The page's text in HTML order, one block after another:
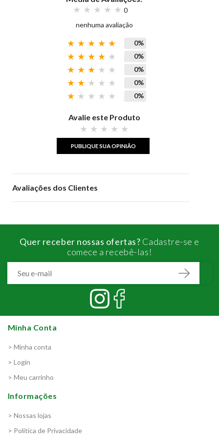
0
nenhuma avaliação
0%
0%
0%
0%
0%
Avalie este Produto
PUBLIQUE SUA OPINIÃO
Avaliações dos Clientes
Quer receber nossas ofertas? Cadastre-se e
comece a recebê-las!
Minha Conta
> Minha conta
> Login
> Meu carrinho
Informações
> Nossas lojas
> Política de Privacidade